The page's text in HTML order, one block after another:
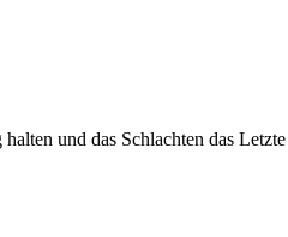
und das Schlachten das